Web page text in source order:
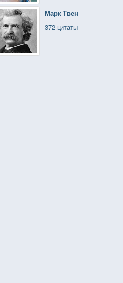
Марк Твен
372 цитаты